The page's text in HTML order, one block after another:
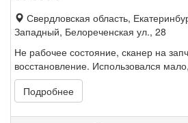
Свердловская область,
Западный, Белореченская ул., 28
Не рабочее состояние, сканер на
восстановление. Использовался
Подробнее